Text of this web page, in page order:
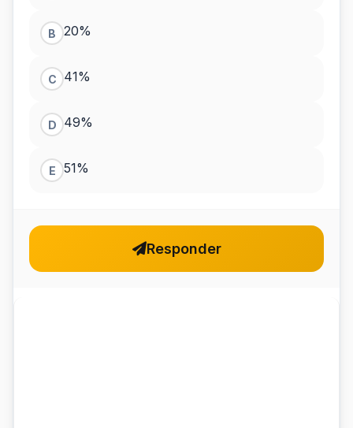
B 20%
C 41%
D 49%
E 51%
Responder